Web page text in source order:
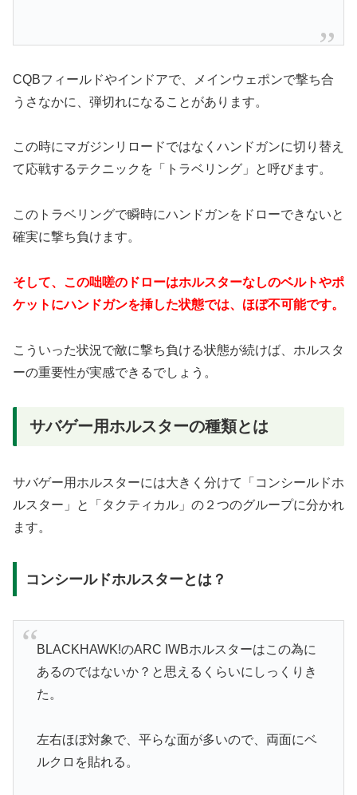
CQBフィールドやインドアで、メインウェポンで撃ち合
うさなかに、弾切れになることがあります。
この時にマガジンリロードではなくハンドガンに切り替え
て応戦するテクニックを「トラベリング」と呼びます。
このトラベリングで瞬時にハンドガンをドローできないと
確実に撃ち負けます。
そして、この咄嗟のドローはホルスターなしのベルトやポ
ケットにハンドガンを挿した状態では、ほぼ不可能です。
こういった状況で敵に撃ち負ける状態が続けば、ホルスタ
ーの重要性が実感できるでしょう。
サバゲー用ホルスターの種類とは
サバゲー用ホルスターには大きく分けて「コンシールドホ
ルスター」と「タクティカル」の２つのグループに分かれ
ます。
コンシールドホルスターとは？
BLACKHAWK!のARC IWBホルスターはこの為に
あるのではないか？と思えるくらいにしっくりき
た。
左右ほぼ対象で、平らな面が多いので、両面にベ
ルクロを貼れる。